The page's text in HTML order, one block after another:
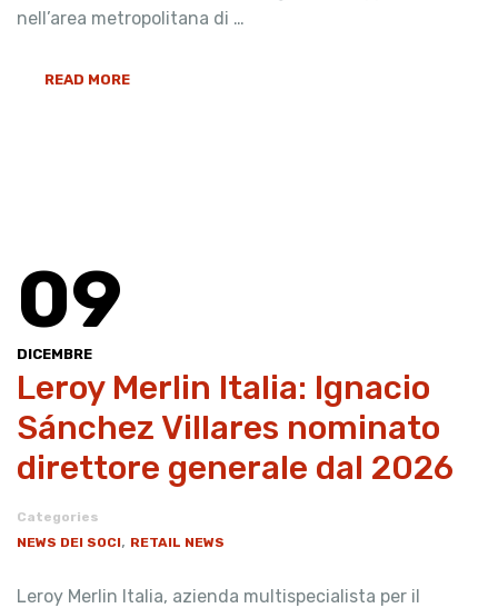
nell’area metropolitana di …
READ MORE
09
DICEMBRE
Leroy Merlin Italia: Ignacio
Sánchez Villares nominato
direttore generale dal 2026
Categories
NEWS DEI SOCI, RETAIL NEWS
Leroy Merlin Italia, azienda multispecialista per il